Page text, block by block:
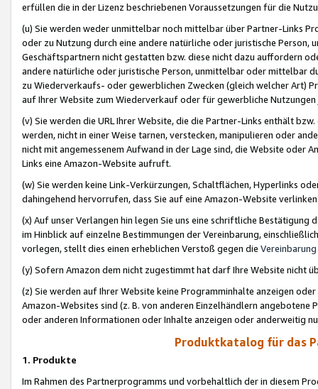
erfüllen die in der Lizenz beschriebenen Voraussetzungen für die
(u) Sie werden weder unmittelbar noch mittelbar über Partner-Links
oder zu Nutzung durch eine andere natürliche oder juristische
Geschäftspartnern nicht gestatten bzw. diese nicht dazu auffordern
andere natürliche oder juristische Person, unmittelbar oder mittelbar
zu Wiederverkaufs- oder gewerblichen Zwecken (gleich welcher Art)
auf Ihrer Website zum Wiederverkauf oder für gewerbliche
(v) Sie werden die URL Ihrer Website, die die Partner-Links enthält
werden, nicht in einer Weise tarnen, verstecken, manipulieren oder
nicht mit angemessenem Aufwand in der Lage sind, die Website oder
Links eine Amazon-Website aufruft.
(w) Sie werden keine Link-Verkürzungen, Schaltflächen, Hyperlinks
dahingehend hervorrufen, dass Sie auf eine Amazon-Website
(x) Auf unser Verlangen hin legen Sie uns eine schriftliche
im Hinblick auf einzelne Bestimmungen der Vereinbarung,
vorlegen, stellt dies einen erheblichen Verstoß gegen die Vereinbarung
(y) Sofern Amazon dem nicht zugestimmt hat darf Ihre Website nicht
(z) Sie werden auf Ihrer Website keine Programminhalte anzeigen
Amazon-Websites sind (z. B. von anderen Einzelhändlern
oder anderen Informationen oder Inhalte anzeigen oder anderweitig
Produktkatalog für das
1. Produkte
Im Rahmen des Partnerprogramms und vorbehaltlich der in diesem